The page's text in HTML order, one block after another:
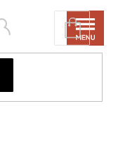
Nákupní
košík